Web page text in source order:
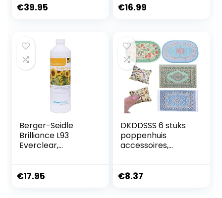
Water Container
Vloer
€39.95
harde vloeren
€16.99
Berger-Seidle
Brilliance L93
Everclear,
voor verzegeld
€17.95
DKDDSSS 6 stuks
poppenhuis
accessoires,
tapijt, 1:12 miniatuur
€8.37